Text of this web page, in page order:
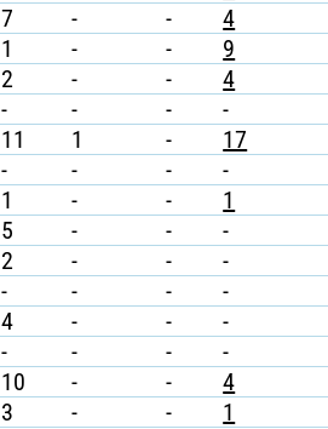
7 - - 4
1 - - 9
2 - - 4
- - - -
11 1 - 17
- - - -
1 - - 1
5 - - -
2 - - -
- - - -
4 - - -
- - - -
10 - - 4
3 - - 1